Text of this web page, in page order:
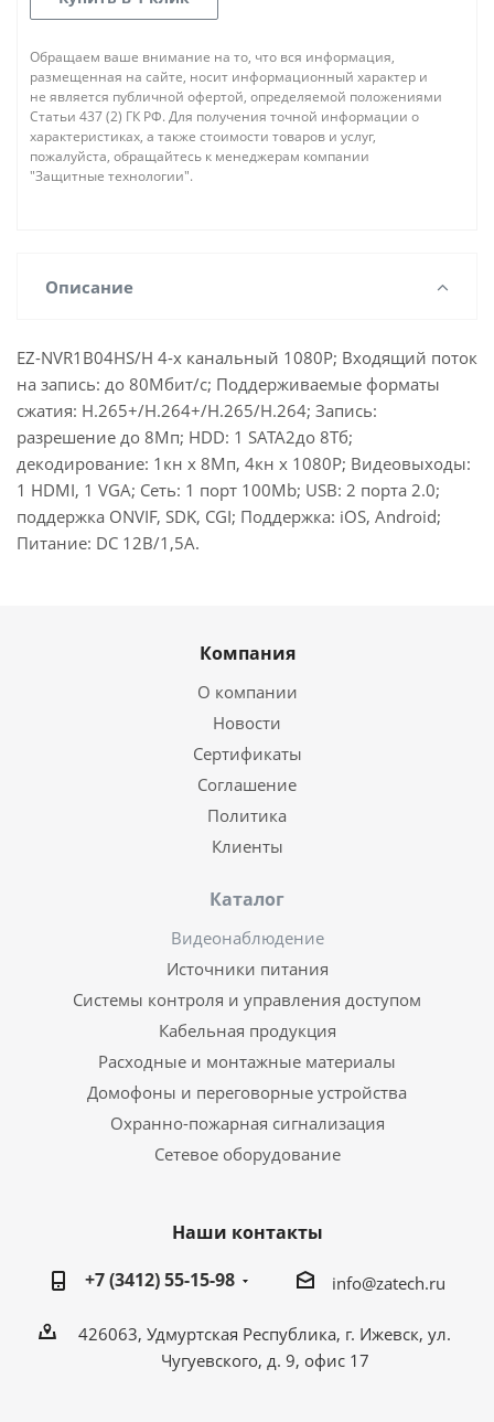
Обращаем ваше внимание на то, что вся информация,
размещенная на сайте, носит информационный характер и
не является публичной офертой, определяемой положениями
Статьи 437 (2) ГК РФ. Для получения точной информации о
характеристиках, а также стоимости товаров и услуг,
пожалуйста, обращайтесь к менеджерам компании
"Защитные технологии".
Описание
EZ-NVR1B04HS/H 4-х канальный 1080Р; Входящий поток
на запись: до 80Мбит/с; Поддерживаемые форматы
сжатия: H.265+/H.264+/H.265/H.264; Запись:
разрешение до 8Мп; HDD: 1 SATA2до 8Тб;
декодирование: 1кн х 8Мп, 4кн х 1080Р; Видеовыходы:
1 HDMI, 1 VGA; Сеть: 1 порт 100Mb; USB: 2 порта 2.0;
поддержка ONVIF, SDK, CGI; Поддержка: iOS, Android;
Питание: DC 12В/1,5А.
Компания
О компании
Новости
Сертификаты
Соглашение
Политика
Клиенты
Каталог
Видеонаблюдение
Источники питания
Системы контроля и управления доступом
Кабельная продукция
Расходные и монтажные материалы
Домофоны и переговорные устройства
Охранно-пожарная сигнализация
Сетевое оборудование
Наши контакты
+7 (3412) 55-15-98
info@zatech.ru
426063, Удмуртская Республика, г. Ижевск, ул.
Чугуевского, д. 9, офис 17